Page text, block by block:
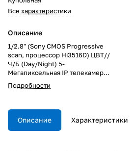
Все характеристики
Описание
1/2.8" (Sony CMOS Progressive
scan, процессор Hi3516D) ЦВТ//
Ч/Б (Day/Night) 5-
Мегапиксельная IP телекамера;
H.265/H.264/MJPEG (3-
потоковая передача);
2560x1920, 2592x1520,
2304x1296, 1920x1080,
1280x960, 1280x720, 704x576 и
Подробности
Описание Характеристики